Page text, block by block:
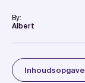
By:
Albert
Inhoudsopgave